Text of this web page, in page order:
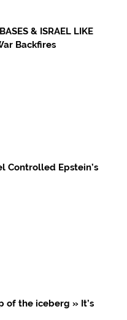
& ISRAEL LIKE
Backfires
Controlled Epstein’s
of the iceberg » It’s